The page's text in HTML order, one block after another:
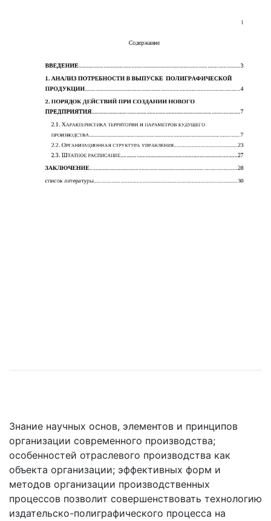
Знание научных основ, элементов и принципов
организации современного производства;
особенностей отраслевого производства как
объекта организации; эффективных форм и
методов организации производственных
процессов позволит совершенствовать технологию
издательско-полиграфического процесса на